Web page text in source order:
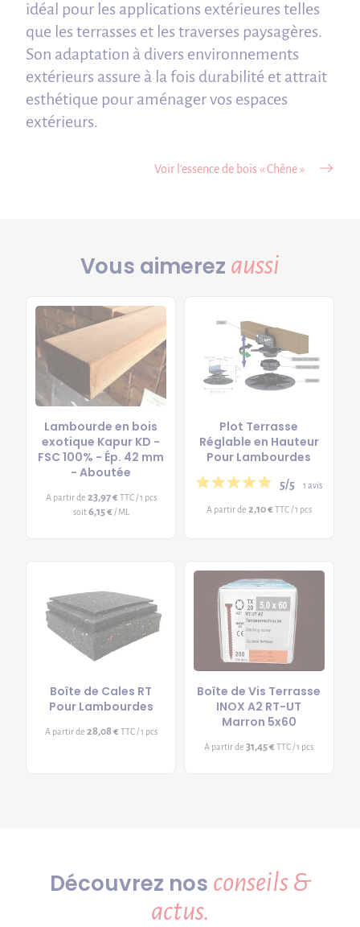
idéal pour les applications extérieures telles
que les terrasses et les traverses paysagères.
Son adaptation à divers environnements
extérieurs assure à la fois durabilité et attrait
esthétique pour aménager vos espaces
extérieurs.
Voir l’essence de bois « Chêne »
Vous aimerez aussi
Lambourde en bois
exotique Kapur KD -
FSC 100% - Ép. 42 mm
- Aboutée
A partir de 23,97 € TTC / 1 pcs
soit6,15 € / ML
Plot Terrasse
Réglable en Hauteur
Pour Lambourdes
5/5 1 avis
A partir de 2,10 € TTC / 1 pcs
Boîte de Cales RT
Pour Lambourdes
A partir de 28,08 € TTC / 1 pcs
Boîte de Vis Terrasse
INOX A2 RT-UT
Marron 5x60
A partir de31,45 € TTC / 1 pcs
Découvrez nos conseils &
actus.